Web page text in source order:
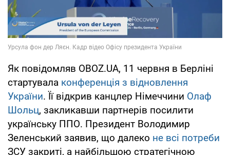
Як повідомляв OBOZ.UA, 11 червня в Берліні
стартувала конференція з відновлення
України. Її відкрив канцлер Німеччини Олаф
Шольц, закликавши партнерів посилити
українську ППО. Президент Володимир
Зеленський заявив, що далеко не всі потреби
ЗСУ закриті, а найбільшою стратегічною